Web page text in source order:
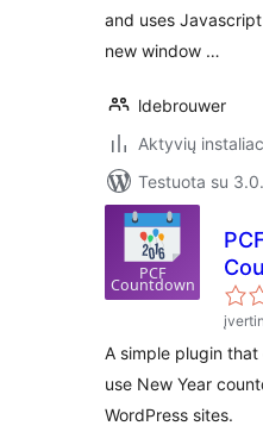
and uses
new window …
ldebrouwer
Aktyvių
Testuota su
A simple plugin
use New Year
WordPress sites.